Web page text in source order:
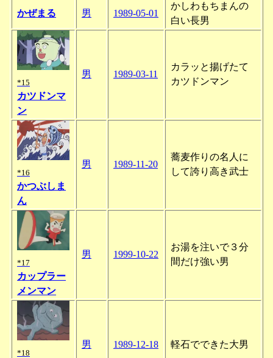
かぜまる 男 1989-05-01
かしわもちまんの
白い長男
*15
カツドンマ
ン
男 1989-03-11
カラッと揚げたて
カツドンマン
*16
かつぶしま
ん
男 1989-11-20
蕎麦作りの名人に
して誇り高き武士
*17
カップラー
メンマン
男 1999-10-22
お湯を注いで３分
間だけ強い男
*18
男 1989-12-18 軽石でできた大男